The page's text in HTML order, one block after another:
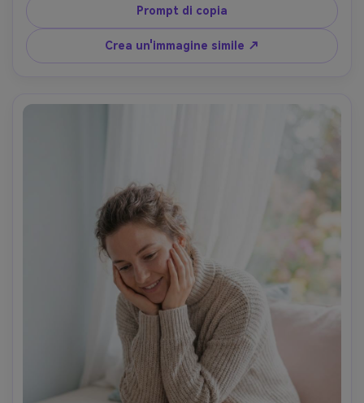
urbano, luce morbida coperto, profondità di campo
bassa, Canon R6, obiettivo da 35 mm, f/1.8, texture nitide
sulle scarpe, editoriale di streetwear, fotorealistico- -ar
4:5
Prompt di copia
Crea un'immagine simile ↗